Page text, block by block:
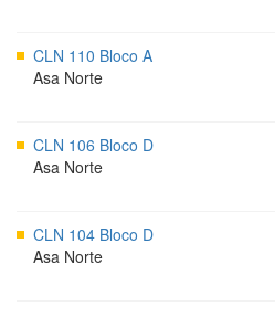
CLN 110 Bloco A
Asa Norte
CLN 106 Bloco D
Asa Norte
CLN 104 Bloco D
Asa Norte